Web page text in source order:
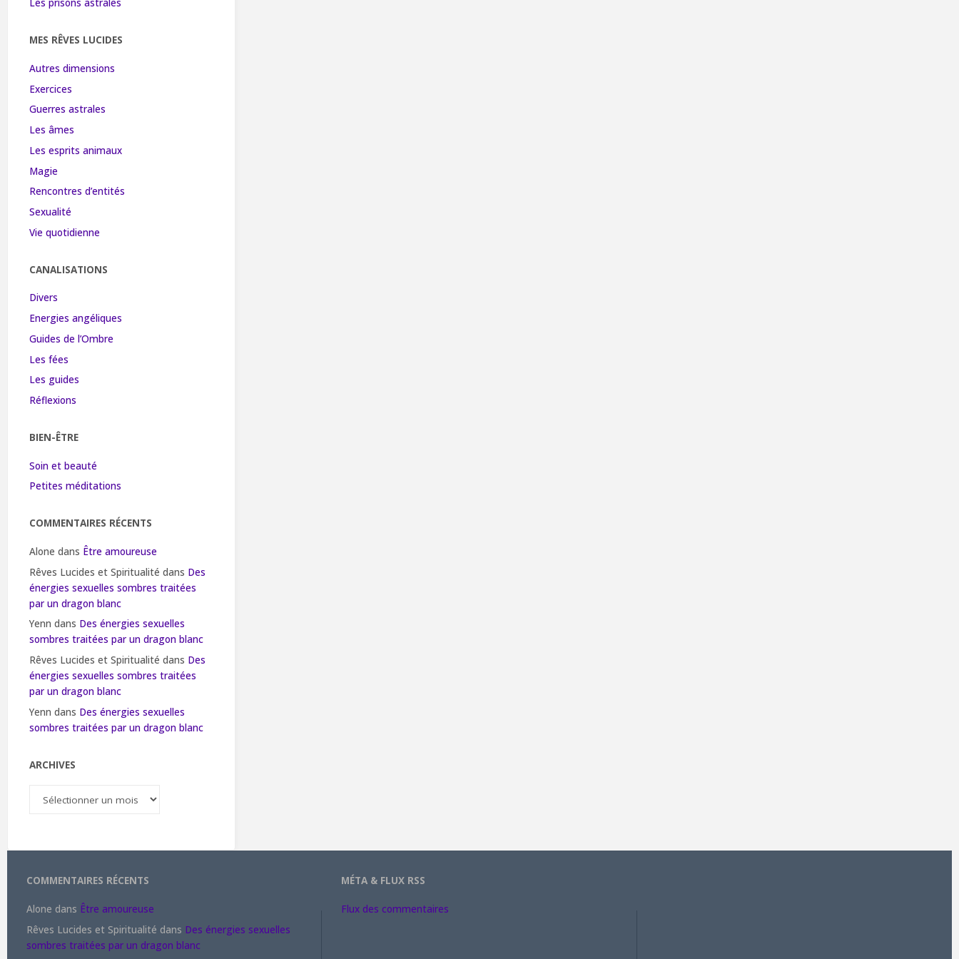
Les prisons astrales
MES RÊVES LUCIDES
Autres dimensions
Exercices
Guerres astrales
Les âmes
Les esprits animaux
Magie
Rencontres d’entités
Sexualité
Vie quotidienne
CANALISATIONS
Divers
Energies angéliques
Guides de l’Ombre
Les fées
Les guides
Réflexions
BIEN-ÊTRE
Soin et beauté
Petites méditations
COMMENTAIRES RÉCENTS
Alone dans Être amoureuse
Rêves Lucides et Spiritualité dans Des
énergies sexuelles sombres traitées
par un dragon blanc
Yenn dans Des énergies sexuelles
sombres traitées par un dragon blanc
Rêves Lucides et Spiritualité dans Des
énergies sexuelles sombres traitées
par un dragon blanc
Yenn dans Des énergies sexuelles
sombres traitées par un dragon blanc
ARCHIVES
COMMENTAIRES RÉCENTS
Alone dans Être amoureuse
Rêves Lucides et Spiritualité dans Des énergies sexuelles
sombres traitées par un dragon blanc
MÉTA & FLUX RSS
Flux des commentaires